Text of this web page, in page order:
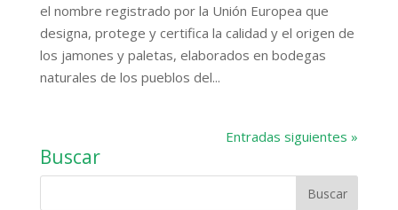
el nombre registrado por la Unión Europea que
designa, protege y certifica la calidad y el origen de
los jamones y paletas, elaborados en bodegas
naturales de los pueblos del...
Entradas siguientes »
Buscar